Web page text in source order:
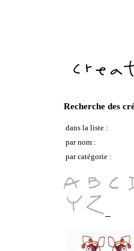
Recherche des
dans la liste :
par nom :
par catégorie :